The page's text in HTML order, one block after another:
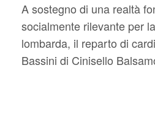
A sostegno di una realtà
socialmente rilevante per
lombarda, il reparto di
Bassini di Cinisello